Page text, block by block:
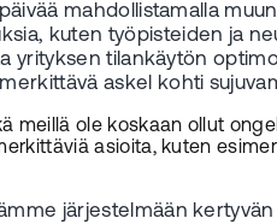
mahdollistamalla
kuten työpisteiden ja
yrityksen tilankäytön
askel kohti
meillä ole koskaan ollut
asioita, kuten
järjestelmään